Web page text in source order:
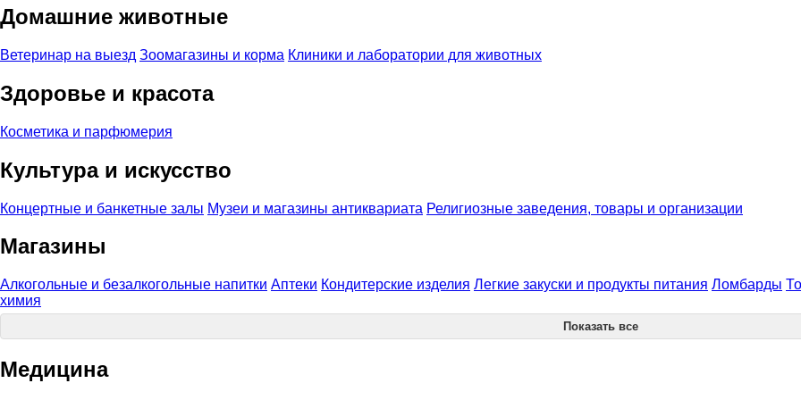
Домашние животные
Ветеринар на выезд Зоомагазины и корма Клиники и лаборатории для животных
Здоровье и красота
Косметика и парфюмерия
Культура и искусство
Концертные и банкетные залы Музеи и магазины антиквариата Религиозные заведения, товары и организации
Магазины
Алкогольные и безалкогольные напитки Аптеки Кондитерские изделия Легкие закуски и продукты питания Ломбарды
химия
Показать все
Медицина